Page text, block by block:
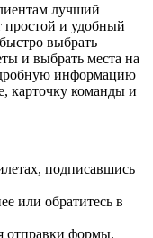
лучший
простой и удобный
выбрать
и выбрать места на
информацию
карточку команды и
подписавшись
или обратитесь в
отправки формы.